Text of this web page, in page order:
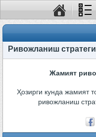
Ривожланиш
Жамият
Ҳозирги кунда жамият
ривожланиш